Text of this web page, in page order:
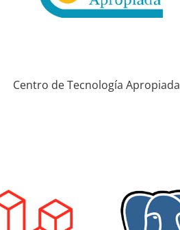
Centro de Tecnología Apropiada